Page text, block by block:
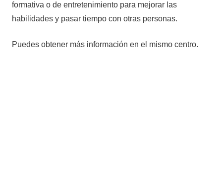
formativa o de entretenimiento para mejorar las
habilidades y pasar tiempo con otras personas.
Puedes obtener más información en el mismo centro.